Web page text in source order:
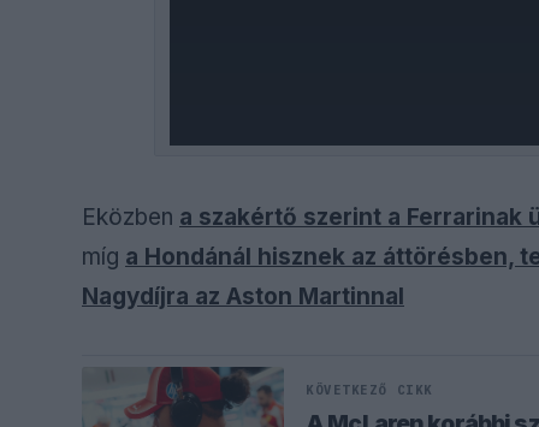
Eközben a szakértő szerint a Ferrarinak
míg a Hondánál hisznek az áttörésben,
Nagydíjra az Aston Martinnal
KÖVETKEZŐ CIKK